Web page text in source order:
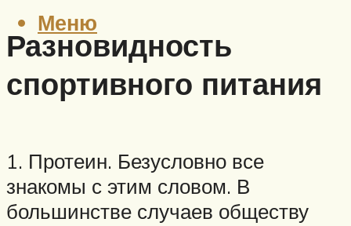
Меню
Разновидность
спортивного питания
1. Протеин. Безусловно все
знакомы с этим словом. В
большинстве случаев обществу